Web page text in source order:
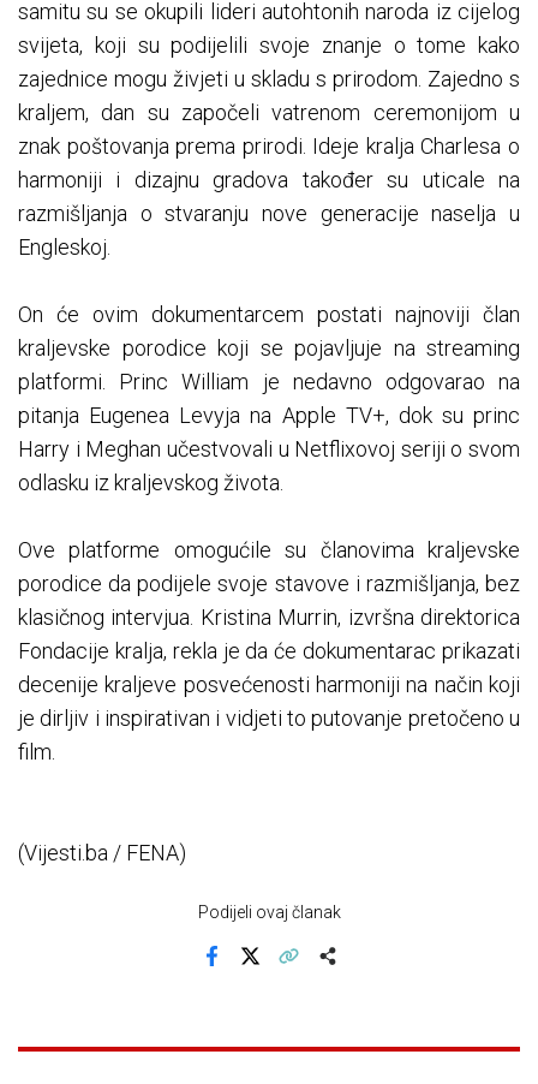
samitu su se okupili lideri autohtonih naroda iz cijelog
svijeta, koji su podijelili svoje znanje o tome kako
zajednice mogu živjeti u skladu s prirodom. Zajedno s
kraljem, dan su započeli vatrenom ceremonijom u
znak poštovanja prema prirodi. Ideje kralja Charlesa o
harmoniji i dizajnu gradova također su uticale na
razmišljanja o stvaranju nove generacije naselja u
Engleskoj.
On će ovim dokumentarcem postati najnoviji član
kraljevske porodice koji se pojavljuje na streaming
platformi. Princ William je nedavno odgovarao na
pitanja Eugenea Levyja na Apple TV+, dok su princ
Harry i Meghan učestvovali u Netflixovoj seriji o svom
odlasku iz kraljevskog života.
Ove platforme omogućile su članovima kraljevske
porodice da podijele svoje stavove i razmišljanja, bez
klasičnog intervjua. Kristina Murrin, izvršna direktorica
Fondacije kralja, rekla je da će dokumentarac prikazati
decenije kraljeve posvećenosti harmoniji na način koji
je dirljiv i inspirativan i vidjeti to putovanje pretočeno u
film.
(Vijesti.ba / FENA)
Podijeli ovaj članak